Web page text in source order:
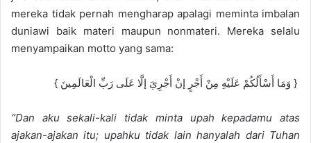
mereka tidak pernah mengharap apalagi meminta imbalan
duniawi baik materi maupun nonmateri. Mereka selalu
menyampaikan motto yang sama:
{ }
“Dan aku sekali-kali tidak minta upah kepadamu atas
ajakan-ajakan itu; upahku tidak lain hanyalah dari Tuhan